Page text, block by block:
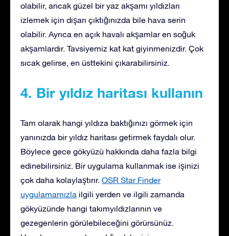
olabilir, ancak güzel bir yaz akşamı yıldızları
izlemek için dışarı çıktığınızda bile hava serin
olabilir. Ayrıca en açık havalı akşamlar en soğuk
akşamlardır. Tavsiyemiz kat kat giyinmenizdir. Çok
sıcak gelirse, en üsttekini çıkarabilirsiniz.
4. Bir yıldız haritası kullanın
Tam olarak hangi yıldıza baktığınızı görmek için
yanınızda bir yıldız haritası getirmek faydalı olur.
Böylece gece gökyüzü hakkında daha fazla bilgi
edinebilirsiniz. Bir uygulama kullanmak ise işinizi
çok daha kolaylaştırır. OSR Star Finder
uygulamamızla ilgili yerden ve ilgili zamanda
gökyüzünde hangi takımyıldızlarının ve
gezegenlerin görülebileceğini görürsünüz.